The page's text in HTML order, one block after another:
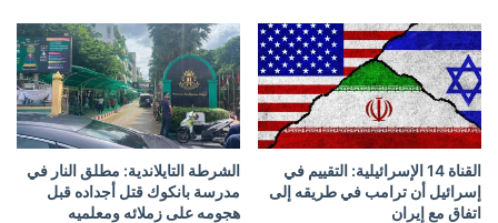
القناة 14 الإسرائيلية: التقييم في
إسرائيل أن ترامب في طريقه إلى
اتفاق مع إيران
الشرطة التايلاندية: مطلق النار في
مدرسة بانكوك قتل أجداده قبل
هجومه على زملائه ومعلميه